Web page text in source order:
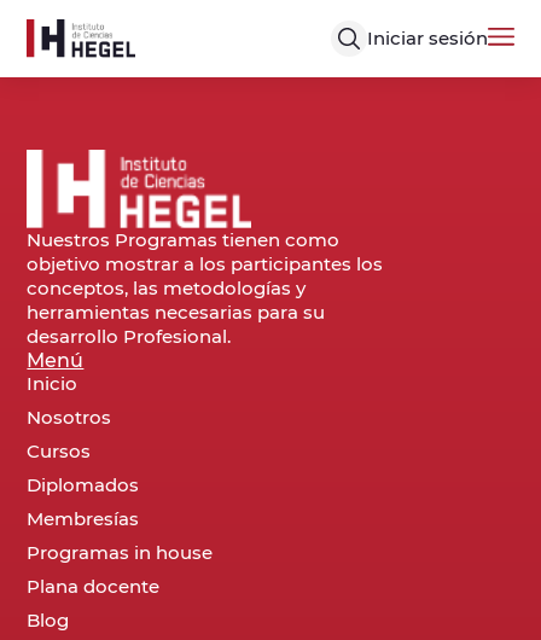
Iniciar sesión
Nuestros Programas tienen como
objetivo mostrar a los participantes los
conceptos, las metodologías y
herramientas necesarias para su
desarrollo Profesional.
Menú
Inicio
Nosotros
Cursos
Diplomados
Membresías
Programas in house
Plana docente
Blog